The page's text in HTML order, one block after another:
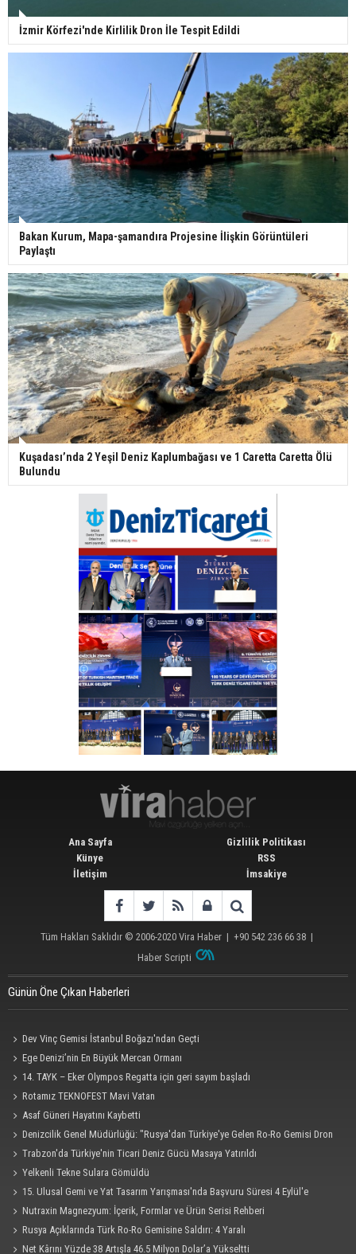
İzmir Körfezi'nde Kirlilik Dron İle Tespit Edildi
Bakan Kurum, Mapa-şamandıra Projesine İlişkin Görüntüleri
Paylaştı
Kuşadası’nda 2 Yeşil Deniz Kaplumbağası ve 1 Caretta Caretta Ölü
Bulundu
Ana Sayfa
Künye
İletişim
Gizlilik Politikası
RSS
İmsakiye
Tüm Hakları Saklıdır © 2006-2020 Vira Haber | +90 542 236 66 38 |
Haber Scripti
Günün Öne Çıkan Haberleri
Dev Vinç Gemisi İstanbul Boğazı'ndan Geçti
Ege Denizi’nin En Büyük Mercan Ormanı
14. TAYK – Eker Olympos Regatta için geri sayım başladı
Rotamız TEKNOFEST Mavi Vatan
Asaf Güneri Hayatını Kaybetti
Denizcilik Genel Müdürlüğü: "Rusya'dan Türkiye'ye Gelen Ro-Ro Gemisi Dron
Saldırısına Uğradı"
Trabzon'da Türkiye'nin Ticari Deniz Gücü Masaya Yatırıldı
Yelkenli Tekne Sulara Gömüldü
15. Ulusal Gemi ve Yat Tasarım Yarışması'nda Başvuru Süresi 4 Eylül'e
Uzatıldı
Nutraxin Magnezyum: İçerik, Formlar ve Ürün Serisi Rehberi
Rusya Açıklarında Türk Ro-Ro Gemisine Saldırı: 4 Yaralı
Net Kârını Yüzde 38 Artışla 46.5 Milyon Dolar’a Yükseltti